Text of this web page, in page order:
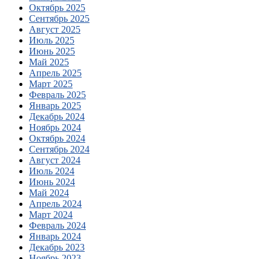
Октябрь 2025
Сентябрь 2025
Август 2025
Июль 2025
Июнь 2025
Май 2025
Апрель 2025
Март 2025
Февраль 2025
Январь 2025
Декабрь 2024
Ноябрь 2024
Октябрь 2024
Сентябрь 2024
Август 2024
Июль 2024
Июнь 2024
Май 2024
Апрель 2024
Март 2024
Февраль 2024
Январь 2024
Декабрь 2023